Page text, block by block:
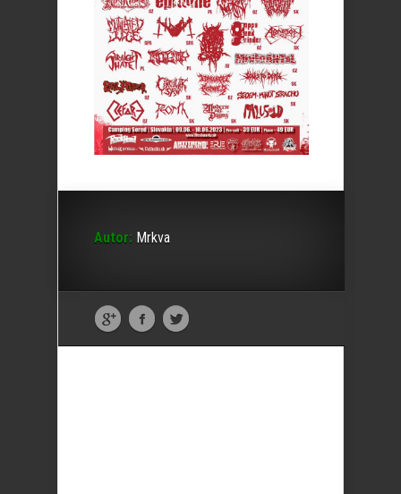
Autor: Mrkva